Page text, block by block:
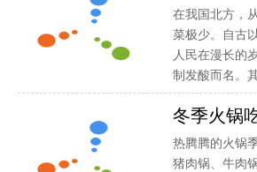
在我国北方，
菜极少。自古
人民在漫长的
制发酸而名。
冬季火锅
热腾腾的火锅
猪肉锅、牛肉